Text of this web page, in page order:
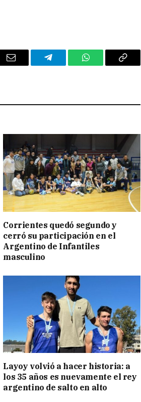
Email Telegram WhatsAppCopy
Corrientes quedó segundo y
cerró su participación en el
Argentino de Infantiles
masculino
Layoy volvió a hacer historia: a
los 35 años es nuevamente el rey
argentino de salto en alto